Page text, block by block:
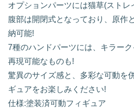
オプションパーツには猫草(ストレ
腹部は開閉式となっており、原作
納可能!
7種のハンドパーツには、キラー
再現可能なものも!
驚異のサイズ感と、多彩な可動を
ギュアをお楽しみください!
仕様:塗装済可動フィギュア